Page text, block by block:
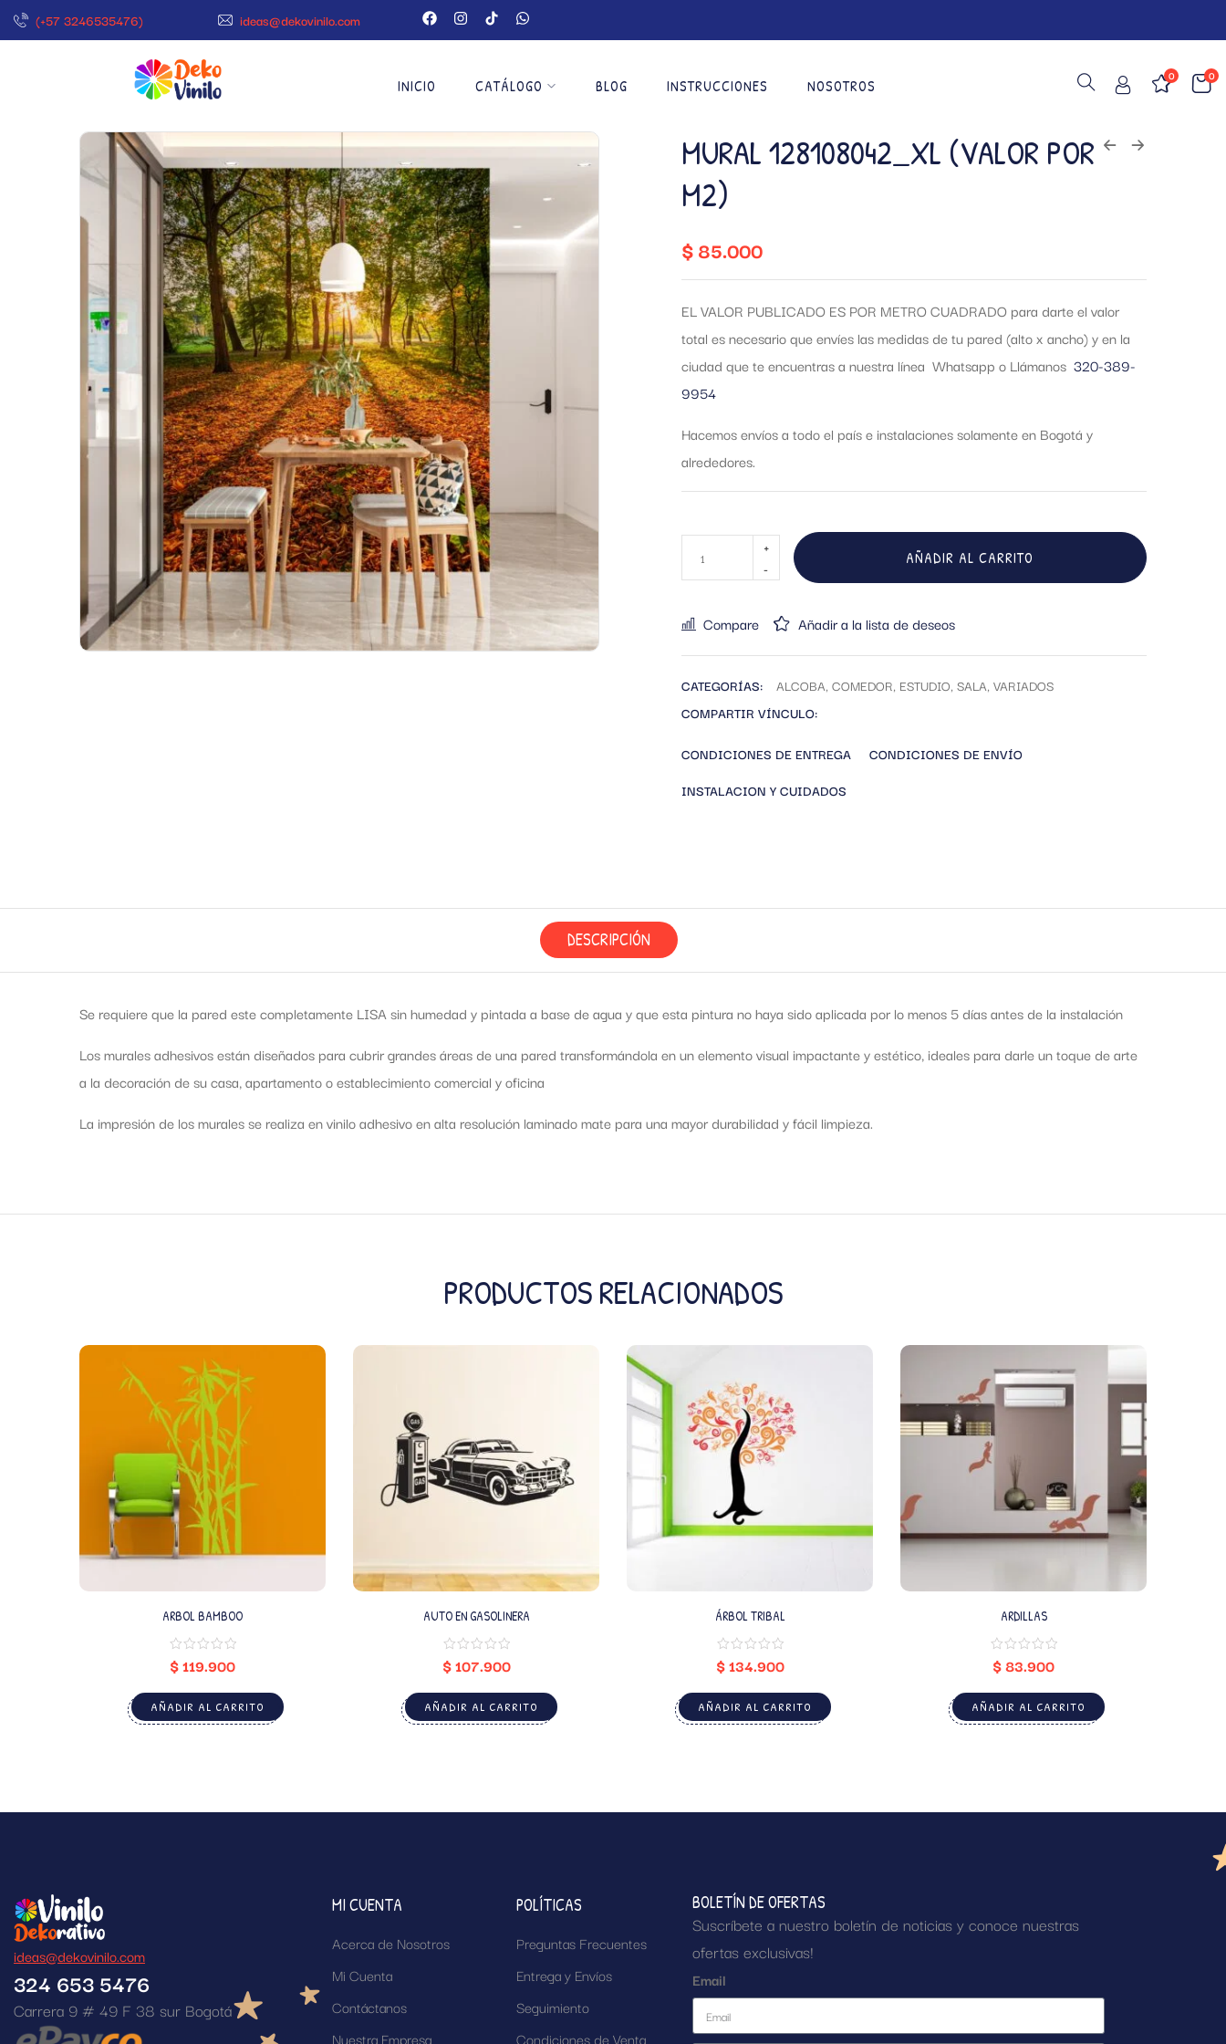
(+57 3246535476) ideas@dekovinilo.com
INICIO CATÁLOGO BLOG INSTRUCCIONES NOSOTROS
0
0
MURAL 128108042_XL (VALOR POR
M2)
$85.000
EL VALOR PUBLICADO ES POR METRO CUADRADO para darte el valor
total es necesario que envíes las medidas de tu pared (alto x ancho) y en la
ciudad que te encuentras a nuestra línea Whatsapp o Llámanos 320-389-
9954
Hacemos envíos a todo el país e instalaciones solamente en Bogotá y
alrededores.
AÑADIR AL CARRITO
Compare Añadir a la lista de deseos
CATEGORÍAS: ALCOBA, COMEDOR, ESTUDIO, SALA, VARIADOS
COMPARTIR VÍNCULO:
CONDICIONES DE ENTREGA
CONDICIONES DE ENVÍO
INSTALACION Y CUIDADOS
DESCRIPCIÓN
Se requiere que la pared este completamente LISA sin humedad y pintada a base de agua y que esta pintura no haya sido aplicada por lo menos 5 días antes de la instalación
Los murales adhesivos están diseñados para cubrir grandes áreas de una pared transformándola en un elemento visual impactante y estético, ideales para darle un toque de arte
a la decoración de su casa, apartamento o establecimiento comercial y oficina
La impresión de los murales se realiza en vinilo adhesivo en alta resolución laminado mate para una mayor durabilidad y fácil limpieza.
PRODUCTOS RELACIONADOS
ARBOL BAMBOO
$119.900
AÑADIR AL CARRITO
AUTO EN GASOLINERA
$107.900
AÑADIR AL CARRITO
ÁRBOL TRIBAL
$134.900
AÑADIR AL CARRITO
ARDILLAS
$83.900
AÑADIR AL CARRITO
ideas@dekovinilo.com
324 653 5476
Carrera 9 # 49 F 38 sur Bogotá
MI CUENTA
Acerca de Nosotros
Mi Cuenta
Contáctanos
Nuestra Empresa
POLÍTICAS
Preguntas Frecuentes
Entrega y Envíos
Seguimiento
Condiciones de Venta
BOLETÍN DE OFERTAS
Suscríbete a nuestro boletín de noticias y conoce nuestras
ofertas exclusivas!
Email